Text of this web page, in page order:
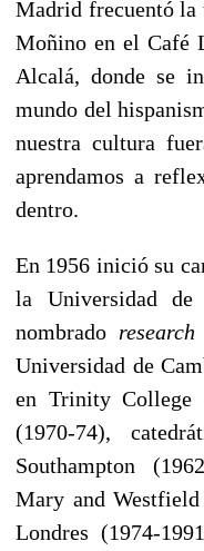
Madrid frecuentó la
Moñino en el Café
Alcalá, donde se
mundo del
nuestra cultura
aprendamos a
dentro.
En 1956 inició su
la Universidad de
nombrado
Universidad de
en Trinity College
(1970-74),
Southampton
Mary and
Londres (1974-